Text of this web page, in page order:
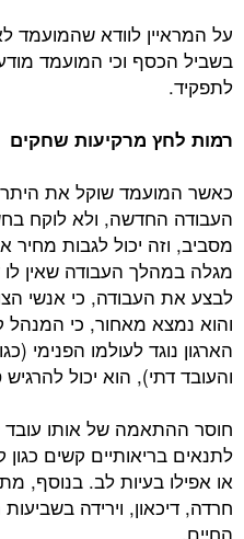
על המראיין לוודא שהמועמד
בשביל הכסף וכי המועמד
לתפקיד.
רמות לחץ מרקיעות שחקים
כאשר המועמד שוקל את
העבודה החדשה, ולא לוקח
מסביב, וזה יכול לגבות
מגלה במהלך העבודה שאין לו
לבצע את העבודה, כי אנשי
והוא נמצא מאחור, כי המנהל
הארגון נוגד לעולמו הפנימי
והעובד דתי), הוא יכול
חוסר ההתאמה של אותו עובד
לתנאים בריאותיים קשים כגון
או אפילו בעיות לב. בנוסף,
חרדה, דיכאון, וירידה
החיים.